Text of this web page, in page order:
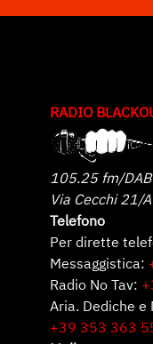
RADIO
105.25 fm/DAB
Via Cecchi 21/
Telefono
Per dirette
Messaggistica:
Radio No Tav:
Aria. Dediche e
+39 353 363